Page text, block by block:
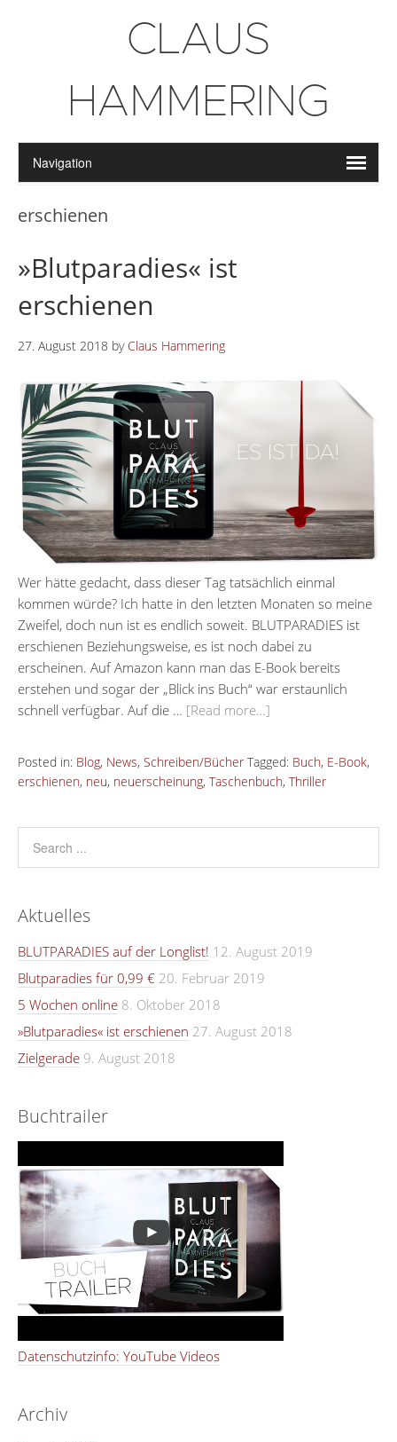
CLAUS
HAMMERING
erschienen
»Blutparadies« ist
erschienen
27. August 2018 by Claus Hammering
Wer hätte gedacht, dass dieser Tag tatsächlich einmal
kommen würde? Ich hatte in den letzten Monaten so meine
Zweifel, doch nun ist es endlich soweit. BLUTPARADIES ist
erschienen Beziehungsweise, es ist noch dabei zu
erscheinen. Auf Amazon kann man das E-Book bereits
erstehen und sogar der „Blick ins Buch“ war erstaunlich
schnell verfügbar. Auf die … [Read more…]
Posted in: Blog, News, Schreiben/Bücher Tagged: Buch, E-Book,
erschienen, neu, neuerscheinung, Taschenbuch, Thriller
Aktuelles
BLUTPARADIES auf der Longlist! 12. August 2019
Blutparadies für 0,99 € 20. Februar 2019
5 Wochen online 8. Oktober 2018
»Blutparadies« ist erschienen 27. August 2018
Zielgerade 9. August 2018
Buchtrailer
Datenschutzinfo: YouTube Videos
Archiv